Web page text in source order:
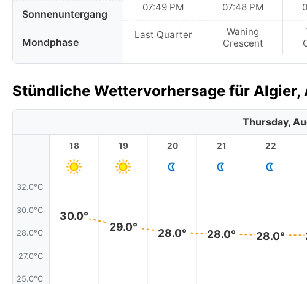
Sonnenuntergang
Mondphase
07:49 PM
Last Quarter
07:48 PM
Waning
Crescent
Stündliche Wettervorhersage für Algier,
Thursday,
32.0°C
30.0°C
28.0°C
27.0°C
25.0°C
18
30.0°
19
29.0°
20
28.0°
21
28.0°
22
28.0°